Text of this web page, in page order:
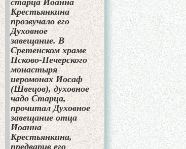
старца Иоанна
Крестьянкина
прозвучало его
Духовное
завещание. В
Сретенском храме
Псково-Печерского
монастыря
иеромонах Иосаф
(Швецов), духовное
чадо Старца,
прочитал Духовное
завещание отца
Иоанна
Крестьянкина,
предварив его